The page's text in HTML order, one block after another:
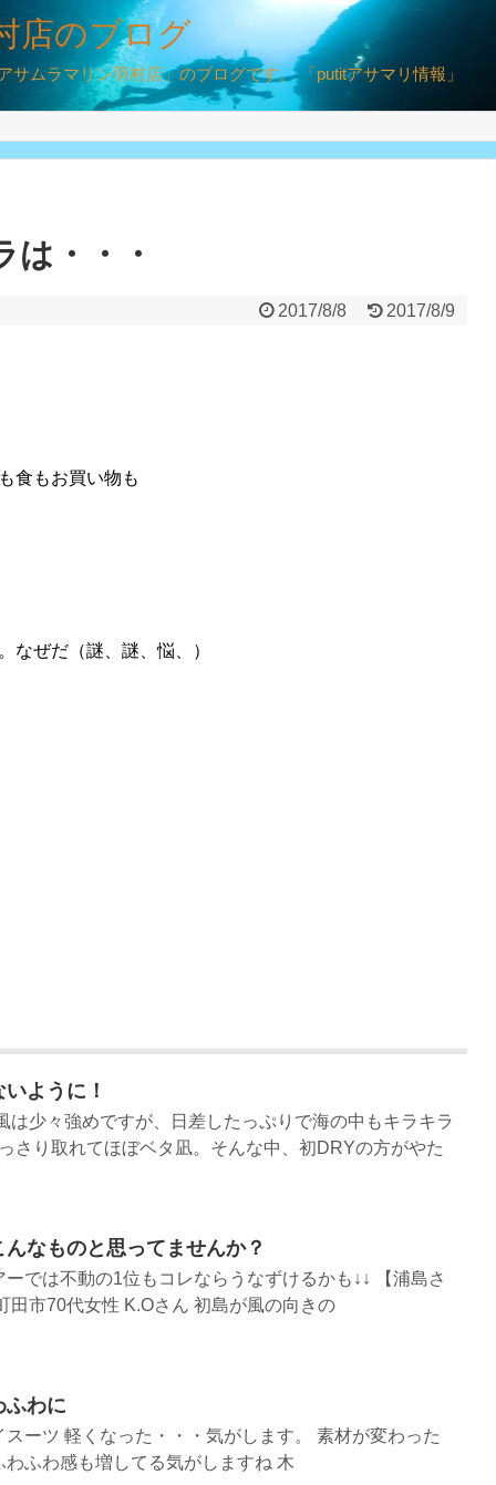
店のブログ
ムラマリン羽村店」のブログです。 「putitアサマリ情報」
は・・・
2017/8/8 2017/8/9
食もお買い物も
なぜだ（謎、謎、悩、）
ように！
は少々強めですが、日差したっぷりで海の中もキラキラ
さり取れてほぼベタ凪。そんな中、初DRYの方がやた
なものと思ってませんか？
では不動の1位もコレならうなずけるかも↓↓ 【浦島さ
田市70代女性 K.Oさん 初島が風の向きの
ふわに
スーツ 軽くなった・・・気がします。 素材が変わった
ふわ感も増してる気がしますね 木